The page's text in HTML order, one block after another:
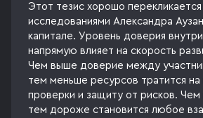
Этот тезис хорошо перекликается
исследованиями Александра
капитале. Уровень доверия
напрямую влияет на скорость
Чем выше доверие между
тем меньше ресурсов тратится на
проверки и защиту от рисков.
тем дороже становится любое